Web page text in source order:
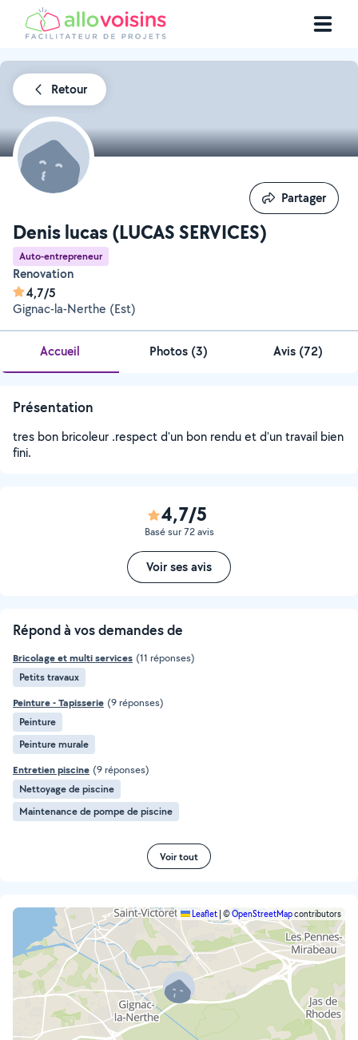
Retour
Denis lucas (LUCAS SERVICES)
Auto-entrepreneur
Renovation
4,7/5
Gignac-la-Nerthe (Est)
Partager
Partager
Accueil Photos (3) Avis (72)
Présentation
tres bon bricoleur .respect d'un bon rendu et d'un travail bien
fini.
4,7/5
Basé sur 72 avis
Voir ses avis
Répond à vos demandes de
Bricolage et multi services (11 réponses)
Petits travaux
Peinture - Tapisserie (9 réponses)
Peinture
Peinture murale
Entretien piscine (9 réponses)
Nettoyage de piscine
Maintenance de pompe de piscine
Voir tout
Leaflet ©OpenStreetMapcontributors